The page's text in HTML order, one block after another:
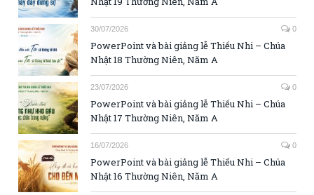
30/07/2026 0
PowerPoint và bài giảng lễ Thiếu Nhi – Chúa
Nhật 18 Thường Niên, Năm A
23/07/2026 0
PowerPoint và bài giảng lễ Thiếu Nhi – Chúa
Nhật 17 Thường Niên, Năm A
16/07/2026 0
PowerPoint và bài giảng lễ Thiếu Nhi – Chúa
Nhật 16 Thường Niên, Năm A